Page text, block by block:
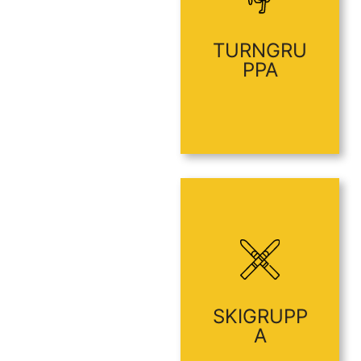
TURNGRU
PPA
Martini
@gmail.com
SKIGRUPP
A
Kleppa
@gmail.com
Tlf: 92 44 67
42